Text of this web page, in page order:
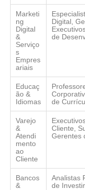
Marketi
ng
Digital
&
Serviço
s
Empres
ariais
Digital,
de
Educaç
ão &
Idiomas
de
Varejo
&
Atendi
mento
ao
Cliente
Cliente,
Gerentes
Bancos
&
Analistas
de